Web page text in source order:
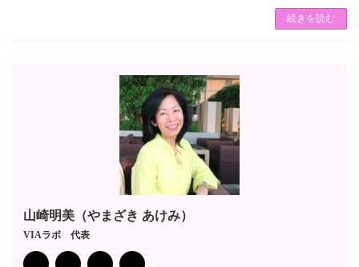
続きを読む
山崎明美（やまざき あけみ）
VIAラボ 代表